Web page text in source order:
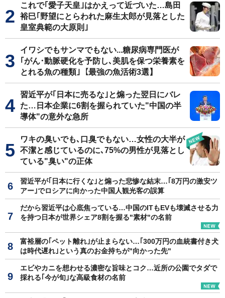
これで｢愛子天皇｣はかえって近づいた…島田
裕巳｢野望にとらわれた麻生太郎が見落とした
皇室典範の大原則｣
イワシでもサンマでもない...糖尿病専門医が
｢がん･動脈硬化を予防し､美肌を保つ栄養素を
とれる魚の種類｣【最強の魚活術3選】
習近平が｢日本に売るな｣と煽った翌日にバレ
た…日本企業に6割を握られていた"中国の半
導体"の意外な急所
ワキの臭いでも､口臭でもない…女性の大半が
不潔と感じているのに､75%の男性が見落とし
ている"臭い"の正体
習近平が｢日本に行くな｣と煽った悲惨な結末…｢8万円の激安ツ
アー｣でロシアに向かった中国人観光客の誤算
だから習近平は心底焦っている…中国のITもEVも壊滅させる力
を持つ日本が世界シェア8割を握る"素材"の名前
富裕層の｢ペット離れ｣が止まらない…｢300万円の血統書付き犬
は時代遅れ｣という真のお金持ちが"向かった先"
エビやカニを想わせる濃密な旨味とコク…近所の公園でタダで
採れる｢今が旬｣な高級食材の名前